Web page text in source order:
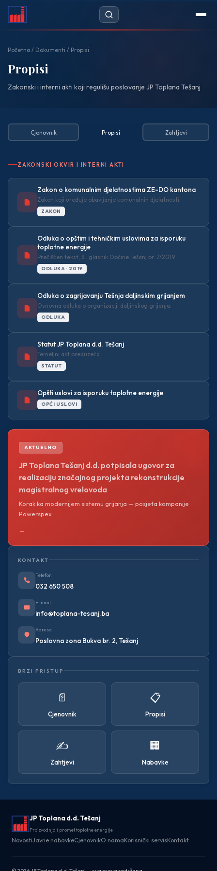
Novosti
Javne nabavke
— Cjenovnik
O NAMA
— Historijat
— Organizaciona struktura
— Djelatnosti
— Standardi
Korisnički servis
Kontakt
Početna / Dokumenti / Propisi
Propisi
Zakonski i interni akti koji regulišu poslovanje JP Toplana Tešanj
Cjenovnik Propisi Zahtjevi
ZAKONSKI OKVIR I INTERNI AKTI
Zakon o komunalnim djelatnostima ZE-DO kantona
Zakon koji uređuje obavljanje komunalnih djelatnosti.
ZAKON
Odluka o opštim i tehničkim uslovima za isporuku
toplotne energije
Prečišćen tekst, Sl. glasnik Općine Tešanj br. 7/2019.
ODLUKA · 2019
Odluka o zagrijavanju Tešnja daljinskim grijanjem
Osnovna odluka o organizaciji daljinskog grijanja.
ODLUKA
Statut JP Toplana d.d. Tešanj
Temeljni akt preduzeća.
STATUT
Opšti uslovi za isporuku toplotne energije
OPĆI USLOVI
AKTUELNO
JP Toplana Tešanj d.d. potpisala ugovor za
realizaciju značajnog projekta rekonstrukcije
magistralnog vrelovoda
Korak ka modernijem sistemu grijanja — posjeta kompanije
Powerspex
→
KONTAKT
Telefon
032 650 508
E-mail
info@toplana-tesanj.ba
Adresa
Poslovna zona Bukva br. 2, Tešanj
BRZI PRISTUP
📄
Cjenovnik
📋
Propisi
✍️
Zahtjevi
🏢
Nabavke
JP Toplana d.d. Tešanj
Proizvodnja i promet toplotne energije
NovostiJavne nabavkeCjenovnikO namaKorisnički servisKontakt